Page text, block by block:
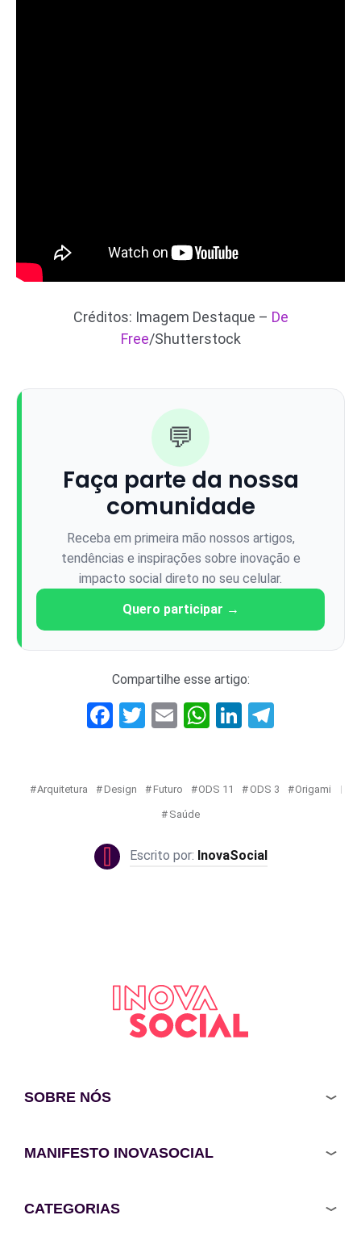
Créditos: Imagem Destaque – De
Free/Shutterstock
💬
Faça parte da nossa
comunidade
Receba em primeira mão nossos artigos,
tendências e inspirações sobre inovação e
impacto social direto no seu celular.
Quero participar →
Compartilhe esse artigo:
Facebook
Twitter
EmailWhatsApp
LinkedIn
Arquitetura Design Futuro ODS 11 ODS 3 Origami
Saúde
InovaSocial
SOBRE NÓS
MANIFESTO INOVASOCIAL
CATEGORIAS